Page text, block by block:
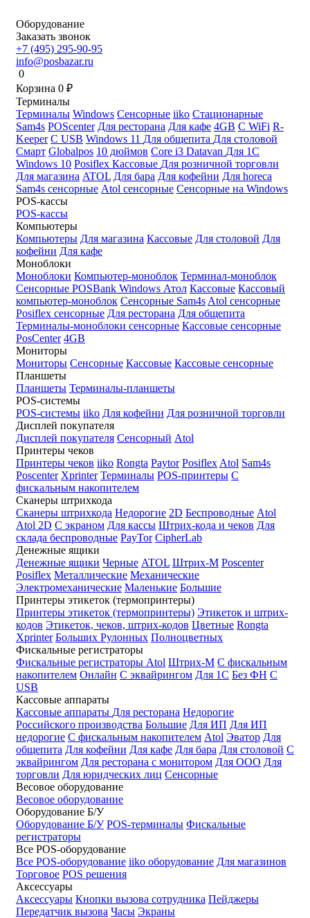
Оборудование
Заказать звонок
+7 (495) 295-90-95
info@posbazar.ru
0
Корзина 0 ₽
Терминалы
Терминалы Windows Сенсорные iiko Стационарные
Sam4s POScenter Для ресторана Для кафе 4GB С WiFi R-
Keeper С USB Windows 11 Для общепита Для столовой
Смарт Globalpos 10 дюймов Core i3 Datavan Для 1С
Windows 10 Posiflex Кассовые Для розничной торговли
Для магазина ATOL Для бара Для кофейни Для horeca
Sam4s сенсорные Atol сенсорные Сенсорные на Windows
POS-кассы
POS-кассы
Компьютеры
Компьютеры Для магазина Кассовые Для столовой Для
кофейни Для кафе
Моноблоки
Моноблоки Компьютер-моноблок Терминал-моноблок
Сенсорные POSBank Windows Атол Кассовые Кассовый
компьютер-моноблок Сенсорные Sam4s Atol сенсорные
Posiflex сенсорные Для ресторана Для общепита
Терминалы-моноблоки сенсорные Кассовые сенсорные
PosCenter 4GB
Мониторы
Мониторы Сенсорные Кассовые Кассовые сенсорные
Планшеты
Планшеты Терминалы-планшеты
POS-системы
POS-системы iiko Для кофейни Для розничной торговли
Дисплей покупателя
Дисплей покупателя Сенсорный Atol
Принтеры чеков
Принтеры чеков iiko Rongta Paytor Posiflex Atol Sam4s
Poscenter Xprinter Терминалы POS-принтеры С
фискальным накопителем
Сканеры штрихкода
Сканеры штрихкода Недорогие 2D Беспроводные Atol
Atol 2D С экраном Для кассы Штрих-кода и чеков Для
склада беспроводные PayTor CipherLab
Денежные ящики
Денежные ящики Черные ATOL Штрих-М Poscenter
Posiflex Металлические Механические
Электромеханические Маленькие Большие
Принтеры этикеток (термопринтеры)
Принтеры этикеток (термопринтеры) Этикеток и штрих-
кодов Этикеток, чеков, штрих-кодов Цветные Rongta
Xprinter Больших Рулонных Полноцветных
Фискальные регистраторы
Фискальные регистраторы Atol Штрих-М С фискальным
накопителем Онлайн С эквайрингом Для 1С Без ФН С
USB
Кассовые аппараты
Кассовые аппараты Для ресторана Недорогие
Российского производства Большие Для ИП Для ИП
недорогие С фискальным накопителем Atol Эватор Для
общепита Для кофейни Для кафе Для бара Для столовой С
эквайрингом Для ресторана с монитором Для ООО Для
торговли Для юридческих лиц Сенсорные
Весовое оборудование
Весовое оборудование
Оборудование Б/У
Оборудование Б/У POS-терминалы Фискальные
регистраторы
Все POS-оборудование
Все POS-оборудование iiko оборудование Для магазинов
Торговое POS решения
Аксессуары
Аксессуары Кнопки вызова сотрудника Пейджеры
Передатчик вызова Часы Экраны